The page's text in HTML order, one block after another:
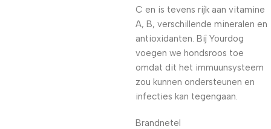
C en is tevens rijk aan vitamine
A, B, verschillende mineralen en
antioxidanten. Bij Yourdog
voegen we hondsroos toe
omdat dit het immuunsysteem
zou kunnen ondersteunen en
infecties kan tegengaan.
Brandnetel